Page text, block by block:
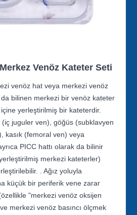
Venöz Kateter Seti
venöz hat veya merkezi venöz
bilinen merkezi bir venöz kateter
yerleştirilmiş bir kateterdir.
juguler ven), göğüs (subklavyen
kasık (femoral ven) veya
PICC hattı olarak da bilinir
merkezi kateterler)
. Ağız yoluyla
küçük bir periferik vene zarar
"merkezi venöz oksijen
merkezi venöz basıncı ölçmek